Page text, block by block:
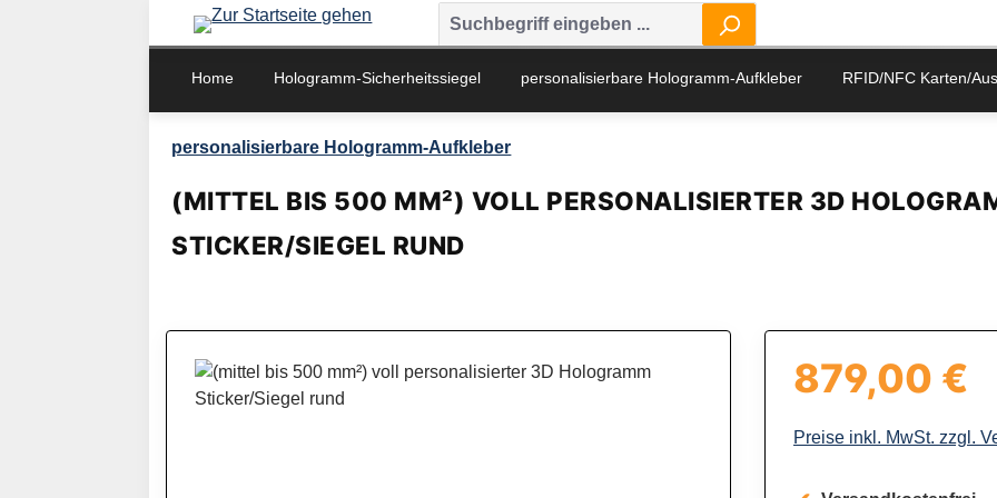
Zur Hauptnavigation springen
Home Hologramm-Sicherheitssiegel personalisierbare Hologramm-Aufkleber RFID/NFC Karten/
personalisierbare Hologramm-Aufkleber
(MITTEL BIS 500 MM²) VOLL PERSONALISIERTER 3D
STICKER/SIEGEL RUND
Bildergalerie überspringen Regulärer Preis:
879,00 €
Preise inkl. MwSt. zzgl.